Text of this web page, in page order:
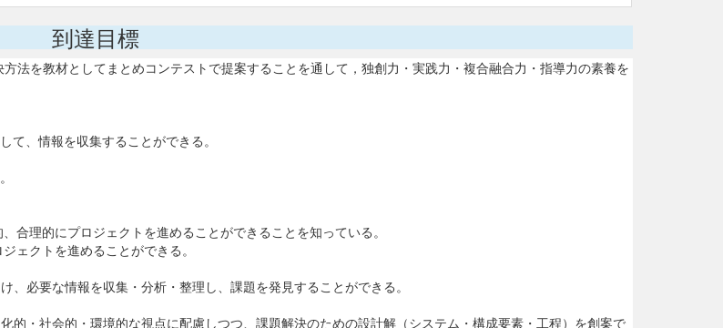
到達目標
法を教材としてまとめコンテストで提案することを通して，独創力・実践力・複合融合力・指導力の素養を
、情報を収集することができる。
理的にプロジェクトを進めることができることを知っている。
ェクトを進めることができる。
必要な情報を収集・分析・整理し、課題を発見することができる。
・社会的・環境的な視点に配慮しつつ、課題解決のための設計解（システム・構成要素・工程）を創案で